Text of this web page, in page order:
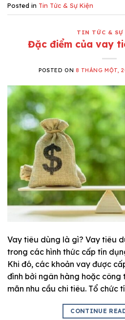
Posted in Tin Tức & Sự Kiện
TIN TỨC & SỰ
Đặc điểm của vay
POSTED ON 8 THÁNG MỘT,
Vay tiêu dùng là gì? Vay tiêu
trong các hình thức cấp tín
Khi đó, các khoản vay được
đình bởi ngân hàng hoặc công
mãn nhu cầu chi tiêu. Tổ chức
CONTINUE